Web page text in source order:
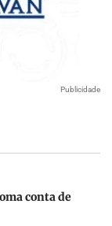
Publicidade
conta de